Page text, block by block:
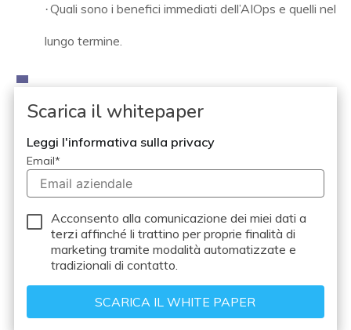
·Quali sono i benefici immediati dell’AIOps e quelli nel
lungo termine.
Scarica il whitepaper
Leggi l'informativa sulla privacy
Email*
Acconsento alla comunicazione dei miei dati a
terzi affinché li trattino per proprie finalità di
marketing tramite modalità automatizzate e
tradizionali di contatto.